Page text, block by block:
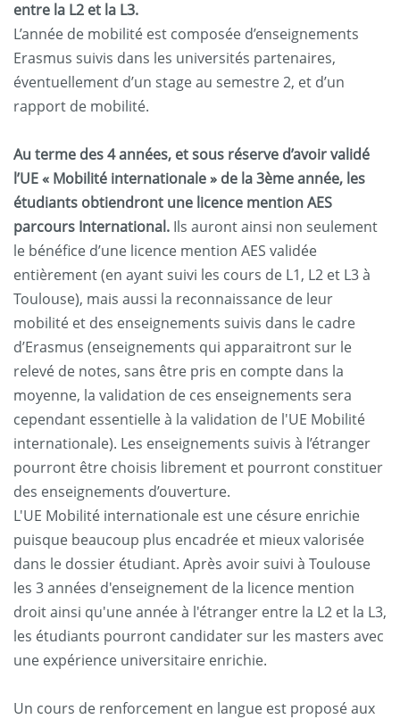
entre la L2 et la L3.
L’année de mobilité est composée d’enseignements
Erasmus suivis dans les universités partenaires,
éventuellement d’un stage au semestre 2, et d’un
rapport de mobilité.
Au terme des 4 années, et sous réserve d’avoir validé
l’UE « Mobilité internationale » de la 3ème année, les
étudiants obtiendront une licence mention AES
parcours International. Ils auront ainsi non seulement
le bénéfice d’une licence mention AES validée
entièrement (en ayant suivi les cours de L1, L2 et L3 à
Toulouse), mais aussi la reconnaissance de leur
mobilité et des enseignements suivis dans le cadre
d’Erasmus (enseignements qui apparaitront sur le
relevé de notes, sans être pris en compte dans la
moyenne, la validation de ces enseignements sera
cependant essentielle à la validation de l'UE Mobilité
internationale). Les enseignements suivis à l’étranger
pourront être choisis librement et pourront constituer
des enseignements d’ouverture.
L'UE Mobilité internationale est une césure enrichie
puisque beaucoup plus encadrée et mieux valorisée
dans le dossier étudiant. Après avoir suivi à Toulouse
les 3 années d'enseignement de la licence mention
droit ainsi qu'une année à l'étranger entre la L2 et la L3,
les étudiants pourront candidater sur les masters avec
une expérience universitaire enrichie.
Un cours de renforcement en langue est proposé aux